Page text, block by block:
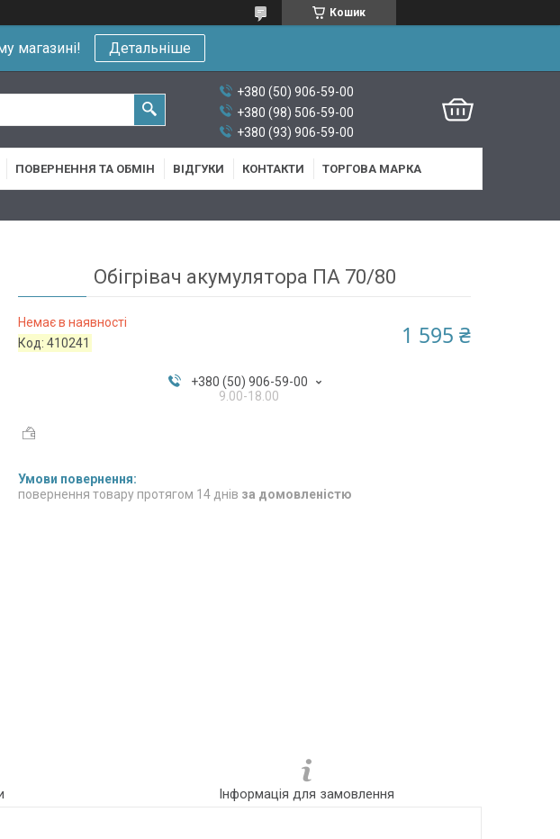
Кошик
магазині! Детальніше
+380 (50) 906-59-00
+380 (98) 506-59-00
+380 (93) 906-59-00
ПОВЕРНЕННЯ ТА ОБМІН ВІДГУКИ КОНТАКТИ ТОРГОВА МАРКА
Обігрівач акумулятора ПА 70/80
Немає в наявності
Код:410241 1 595 ₴
+380 (50) 906-59-00
9.00-18.00
повернення товару протягом 14 днів за домовленістю
Інформація для замовлення